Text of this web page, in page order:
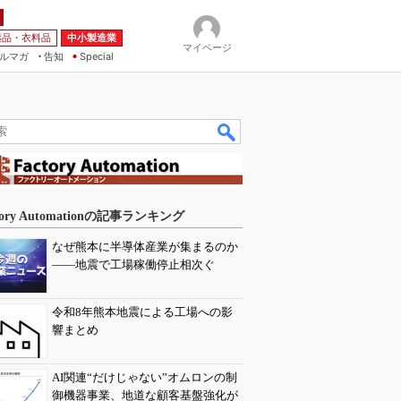
・衣料品
中小製造業
マガ
告知 Special
マイページ
Automationの記事ランキング
なぜ熊本に半導体産業が集まるのか
――地震で工場稼働停止相次ぐ
令和8年熊本地震による工場への影
響まとめ
AI関連“だけじゃない”オムロンの制
御機器事業、地道な顧客基盤強化が